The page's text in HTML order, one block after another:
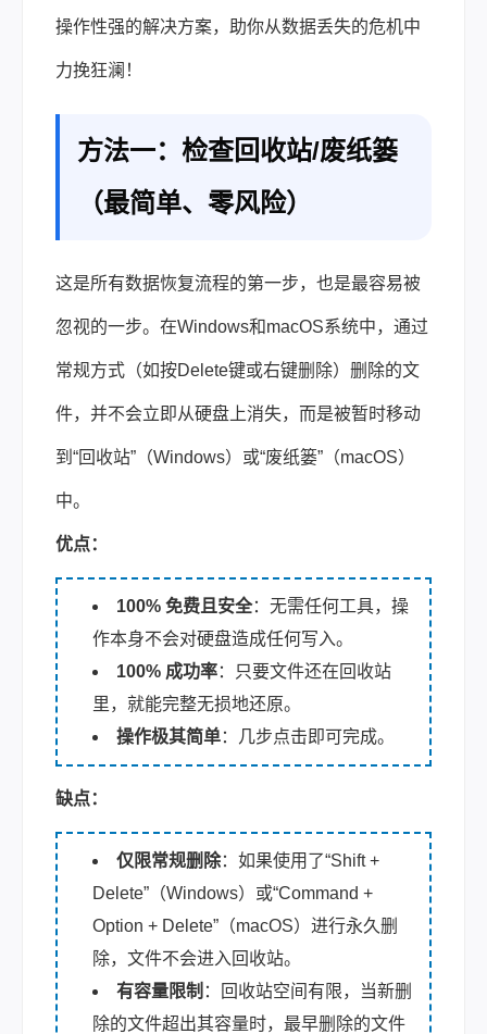
操作性强的解决方案，助你从数据丢失的危机中
力挽狂澜！
方法一：检查回收站/废纸篓
（最简单、零风险）
这是所有数据恢复流程的第一步，也是最容易被
忽视的一步。在Windows和macOS系统中，通过
常规方式（如按Delete键或右键删除）删除的文
件，并不会立即从硬盘上消失，而是被暂时移动
到“回收站”（Windows）或“废纸篓”（macOS）
中。
优点：
100% 免费且安全：无需任何工具，操
作本身不会对硬盘造成任何写入。
100% 成功率：只要文件还在回收站
里，就能完整无损地还原。
操作极其简单：几步点击即可完成。
缺点：
仅限常规删除：如果使用了“Shift +
Delete”（Windows）或“Command +
Option + Delete”（macOS）进行永久删
除，文件不会进入回收站。
有容量限制 ：回收站空间有限，当新删
除的文件超出其容量时，最早删除的文件